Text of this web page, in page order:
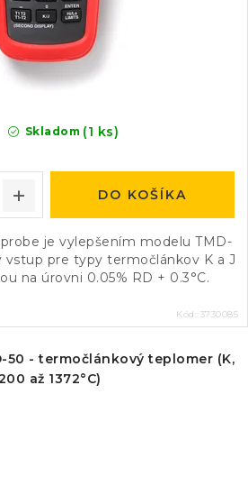
Skladom (1 ks)
DO KOŠÍKA
je vylepšením modelu TMD-
pre typy termočlánkov K a J
na úrovni 0.05% RD + 0.3°C.
Kód: 3730085
50 - termočlánkový teplomer (K,
až 1372°C)